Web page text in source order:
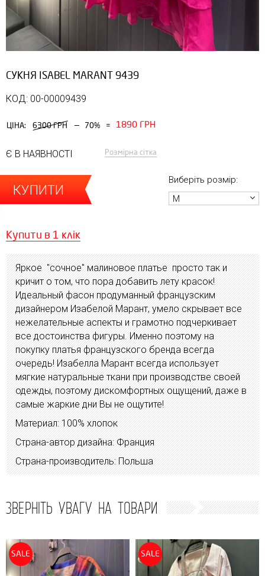
СУКНЯ ISABEL MARANT 9439
КОД: 00-00009439
ЦІНА: 6300 ГРН — 70% = 1890 ГРН
Є В НАЯВНОСТІ Розмірна сітка
КУПИТИ
Виберіть розмір:
M
Купити в 1 клік
Яркое "сочное" малиновое платье просто так и
кричит о том, что пора добавить лету красок!
Идеальный фасон продуманный французским
дизайнером Изабелой Марант, умело скрывает все
нежелательные аспекты и грамотно подчеркивает
все достоинства фигуры. Именно поэтому на
покупку платья французского бренда всегда
очередь! Изабелла Марант всегда использует
мягкие натуральные ткани при производстве своей
одежды, поэтому дискомфортных ощущений, даже в
самые жаркие дни Вы не ощутите!
Материал: 100% хлопок
Страна-автор дизайна: Франция
Страна-производитель: Польша
ЗВЕРНІТЬ УВАГУ НА ТОВАРИ
SALE SALE